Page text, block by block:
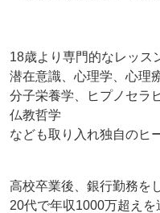
18歳より専門的なレッス
潜在意識、心理学、心理
分子栄養学、ヒプノセラ
仏教哲学
なども取り入れ独自のヒ
高校卒業後、銀行勤務を
20代で年収1000万超えを